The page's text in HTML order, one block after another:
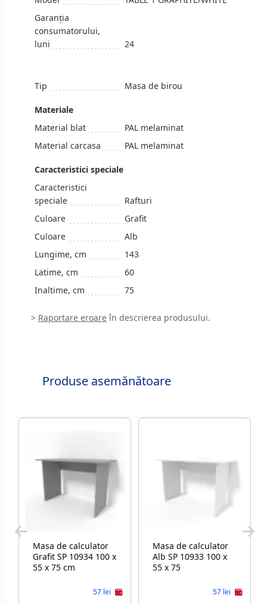
Garanția
consumatorului,
luni
24
Tip Masa de birou
Materiale
Material blat
PAL melaminat
Material carcasa
PAL melaminat
Caracteristici speciale
Caracteristici
speciale
Rafturi
Culoare
Grafit
Culoare
Alb
Lungime, cm
143
Latime, cm
60
Inaltime, cm
75
> Raportare eroareîn descrierea produsului.
Produse asemănătoare
Masa de calculator
Grafit SP 10934 100 x
55 x 75 cm
57 lei
Masa de calculator
Alb SP 10933 100 x
55 x 75
57 lei